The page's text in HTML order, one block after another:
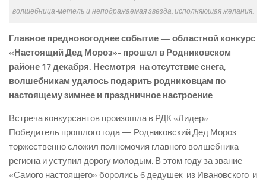
волшебница-метель и неподражаемая звезда, исполняющая желания.
Главное предновогоднее событие — областной конкурс
«Настоящий Дед Мороз»- прошел в Родниковском
районе 17 декабря. Несмотря на отсутствие снега,
волшебникам удалось подарить родниковцам по-
настоящему зимнее и праздничное настроение
Встреча конкурсантов произошла в РДК «Лидер».
Победитель прошлого года — Родниковский Дед Мороз
торжественно сложил полномочия главного волшебника
региона и уступил дорогу молодым. В этом году за звание
«Самого настоящего» боролись 6 дедушек из Ивановского и